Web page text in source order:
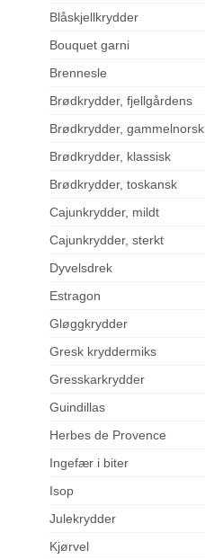
Blåskjellkrydder
Bouquet garni
Brennesle
Brødkrydder, fjellgårdens
Brødkrydder, gammelnorsk
Brødkrydder, klassisk
Brødkrydder, toskansk
Cajunkrydder, mildt
Cajunkrydder, sterkt
Dyvelsdrek
Estragon
Gløggkrydder
Gresk kryddermiks
Gresskarkrydder
Guindillas
Herbes de Provence
Ingefær i biter
Isop
Julekrydder
Kjørvel